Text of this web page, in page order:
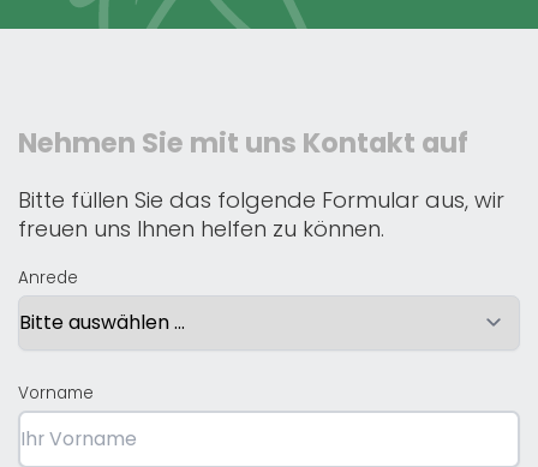
Nehmen Sie mit uns Kontakt auf
Bitte füllen Sie das folgende Formular aus, wir
freuen uns Ihnen helfen zu können.
Anrede
Vorname